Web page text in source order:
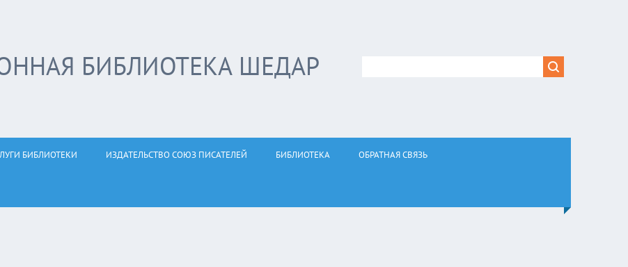
БИБЛИОТЕКА ШЕДАР
БИБЛИОТЕКИ ИЗДАТЕЛЬСТВО СОЮЗ ПИСАТЕЛЕЙ БИБЛИОТЕКА ОБРАТНАЯ СВЯЗЬ